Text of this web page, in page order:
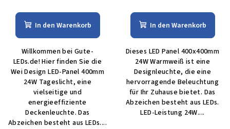
In den Warenkorb
Willkommen bei Gute-
LEDs.de! Hier finden Sie die
Wei Design LED-Panel 400mm
24W Tageslicht, eine
vielseitige und
energieeffiziente
Deckenleuchte. Das
Abzeichen besteht aus LEDs....
In den Warenkorb
Dieses LED Panel 400x400mm
24W Warmweiß ist eine
Designleuchte, die eine
hervorragende Beleuchtung
für Ihr Zuhause bietet. Das
Abzeichen besteht aus LEDs.
LED-Leistung 24W....